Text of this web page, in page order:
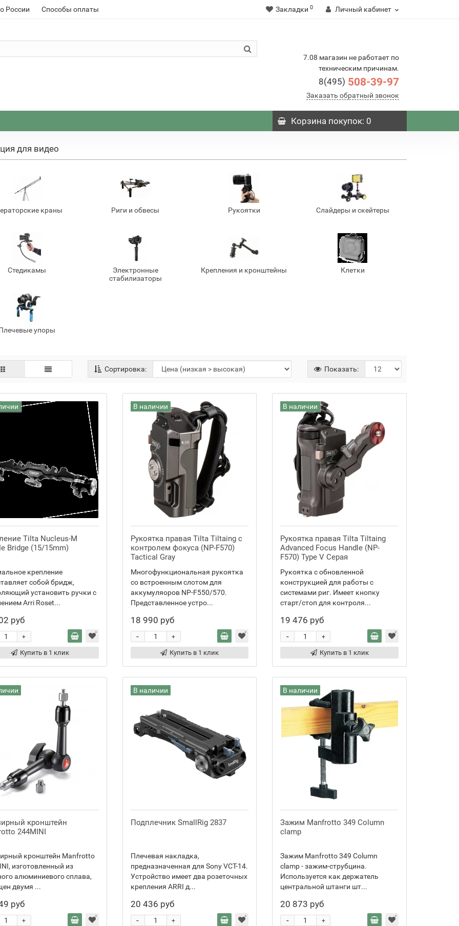
России Способы оплаты Закладки 0 Личный кабинет
7.08 магазин не работает по
техническим причинам.
8(495) 508-39-97
Заказать обратный звонок
Корзинапокупок: 0
для видео
краны Риги и обвесы Рукоятки Слайдеры и скейтеры
Стедикамы
Электронные
стабилизаторы
Крепления и кронштейны Клетки
упоры
Сортировка: Показать:
Tilta Nucleus-M
Bridge (15/15mm)
крепление
собой бридж,
установить ручки с
Arri Roset...
руб
+
Купить в 1 клик
В наличии
Рукоятка правая Tilta Tiltaing с
контролем фокуса (NP-F570)
Tactical Gray
Многофункциональная рукоятка
со встроенным слотом для
аккумуляоров NP-F550/570.
Представленное устро...
18 990 руб
+
-
Купить в 1 клик
В наличии
Рукоятка правая Tilta Tiltaing
Advanced Focus Handle (NP-
F570) Type V Серая
Рукоятка с обновленной
конструкцией для работы с
системами риг. Имеет кнопку
старт/стоп для контроля...
19 476 руб
+
-
Купить в 1 клик
кронштейн
244MINI
кронштейн Manfrotto
изготовленный из
алюминиевого сплава,
двумя ...
руб
+
В наличии
Подплечник SmallRig 2837
Плечевая накладка,
предназначенная для Sony VCT-14.
Устройство имеет два розеточных
крепления ARRI д...
20 436 руб
+
-
В наличии
Зажим Manfrotto 349 Column
clamp
Зажим Manfrotto 349 Column
clamp - зажим-струбцина.
Используется как держатель
центральной штанги шт...
20 873 руб
+
-